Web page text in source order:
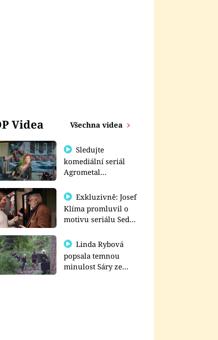
Videa Všechna videa
Sledujte
komediální seriál
Agrometal
prima+
Exkluzivně: Josef
Klíma promluvil o
motivu seriálu Sedm
Linda Rybová
popsala temnou
minulost Sáry ze